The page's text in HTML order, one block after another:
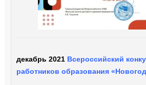
декабрь 2021 Всероссийский
работников образования